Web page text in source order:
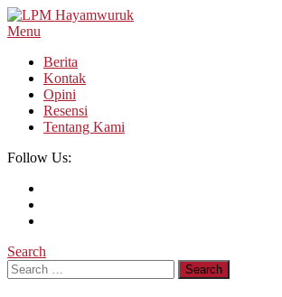
Skip
To
Menu
Berita
Kontak
Opini
Resensi
Tentang Kami
Follow Us:
Search
Search
for: